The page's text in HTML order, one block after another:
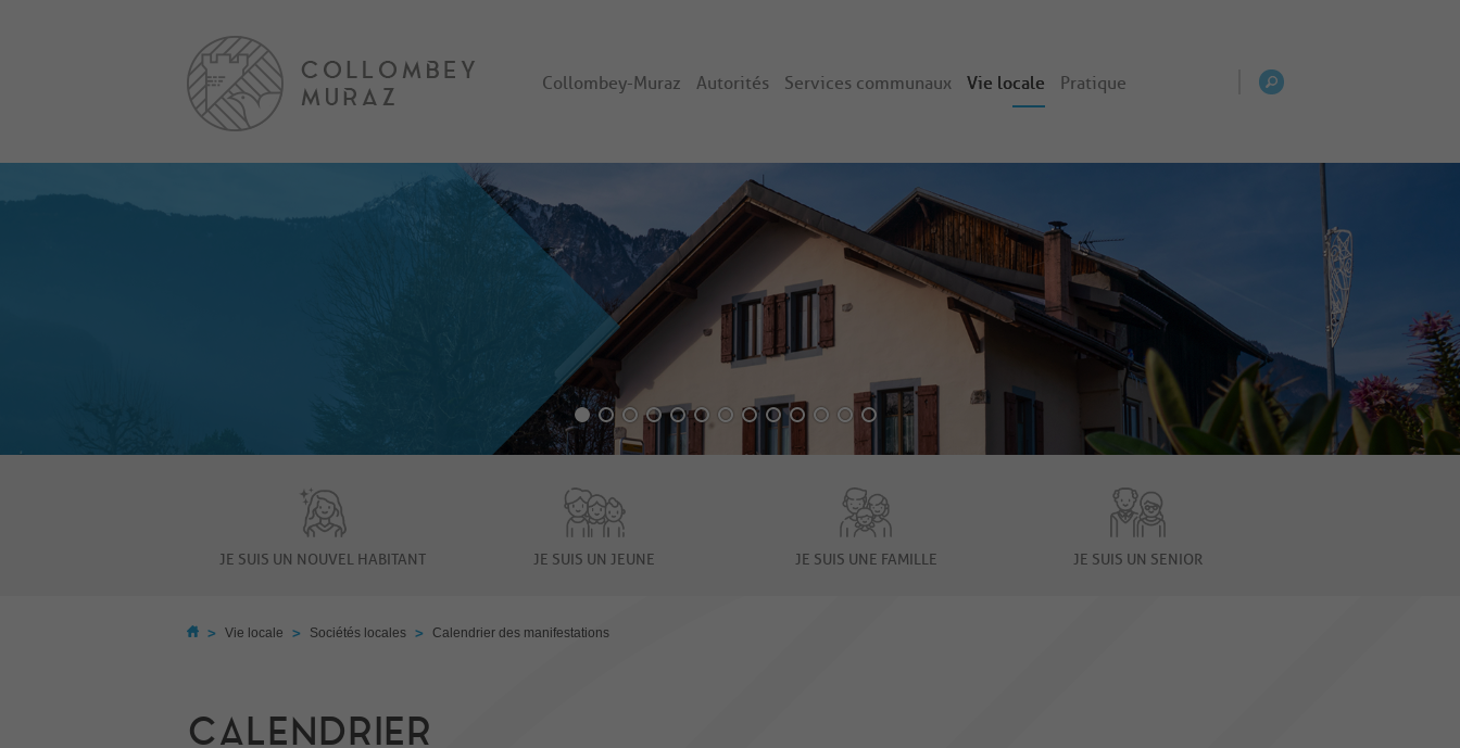
Collombey-Muraz Autorités Services communaux Vie locale Pratique
JE SUIS UN NOUVEL HABITANT JE SUIS UN JEUNE JE SUIS UNE FAMILLE JE SUIS UN SENIOR
> Vie locale > Sociétés locales > Calendrier des manifestations
CALENDRIER